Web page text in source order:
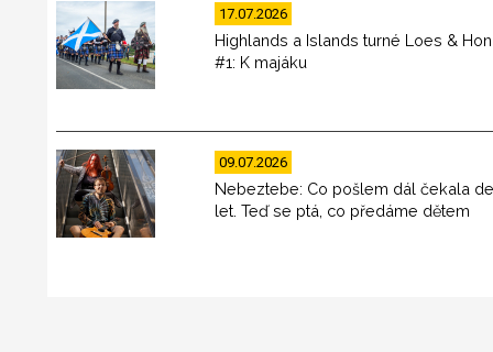
17.07.2026
Highlands a Islands turné Loes &
#1: K majáku
09.07.2026
Nebeztebe: Co pošlem dál čekala
let. Teď se ptá, co předáme dětem